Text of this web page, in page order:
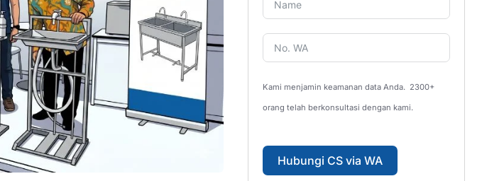
Kami menjamin keamanan data Anda. 2300+
orang telah berkonsultasi dengan kami.
Hubungi CS via WA